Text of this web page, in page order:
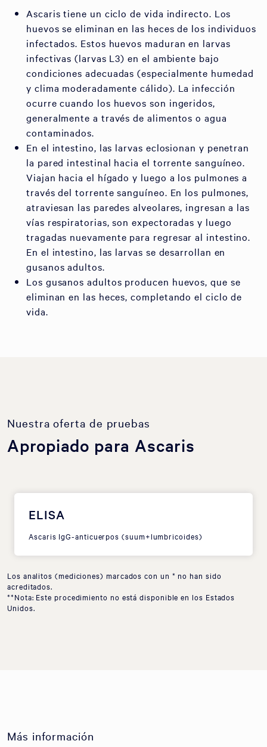
Ascaris tiene un ciclo de vida indirecto. Los
huevos se eliminan en las heces de los individuos
infectados. Estos huevos maduran en larvas
infectivas (larvas L3) en el ambiente bajo
condiciones adecuadas (especialmente humedad
y clima moderadamente cálido). La infección
ocurre cuando los huevos son ingeridos,
generalmente a través de alimentos o agua
contaminados.
En el intestino, las larvas eclosionan y penetran
la pared intestinal hacia el torrente sanguíneo.
Viajan hacia el hígado y luego a los pulmones a
través del torrente sanguíneo. En los pulmones,
atraviesan las paredes alveolares, ingresan a las
vías respiratorias, son expectoradas y luego
tragadas nuevamente para regresar al intestino.
En el intestino, las larvas se desarrollan en
gusanos adultos.
Los gusanos adultos producen huevos, que se
eliminan en las heces, completando el ciclo de
vida.
Nuestra oferta de pruebas
Apropiado para Ascaris
ELISA
Ascaris IgG-anticuerpos (suum+lumbricoides)
Los analitos (mediciones) marcados con un * no han sido
acreditados.
**Nota: Este procedimiento no está disponible en los Estados
Unidos.
Más información